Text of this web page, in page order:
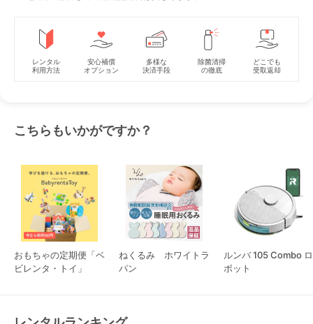
レンタル
利用方法
安心補償
オプション
多様な
決済手段
除菌清掃
の徹底
どこでも
受取返却
こちらもいかがですか？
おもちゃの定期便「ベ
ビレンタ・トイ」
ねくるみ ホワイトラ
パン
ルンバ 105 Combo ロ
ボット